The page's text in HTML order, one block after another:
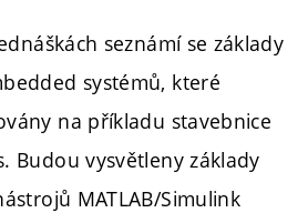
seznámí se základy
systémů, které
na příkladu stavebnice
Budou vysvětleny základy
MATLAB/Simulink